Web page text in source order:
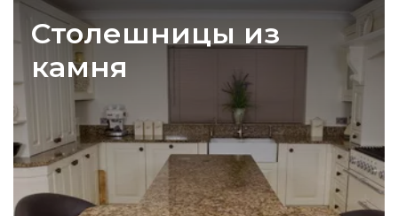
Столешницы из
камня